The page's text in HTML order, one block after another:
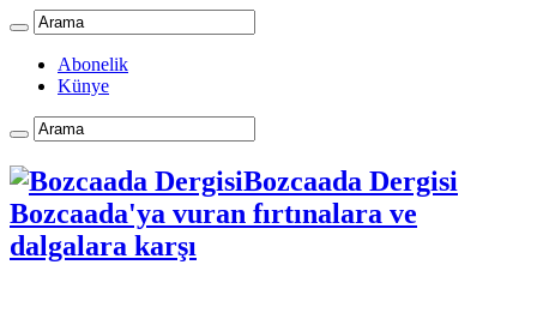
Abonelik
Künye
Bozcaada Dergisi
Bozcaada'ya vuran fırtınalara ve
dalgalara karşı